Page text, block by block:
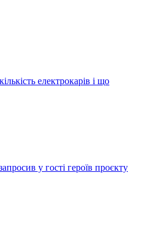
електрокарів і що
у гості героїв проєкту